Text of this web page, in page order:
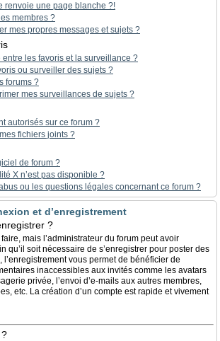
renvoie une page blanche ?!
membres ?
mes propres messages et sujets ?
les favoris et la surveillance ?
ou surveiller des sujets ?
forums ?
mes surveillances de sujets ?
autorisés sur ce forum ?
fichiers joints ?
de forum ?
X n’est pas disponible ?
ou les questions légales concernant ce forum ?
et d’enregistrement
?
mais l’administrateur du forum peut avoir
qu’il soit nécessaire de s’enregistrer pour poster des
vous permet de bénéficier de
inaccessibles aux invités comme les avatars
privée, l’envoi d’e-mails aux autres membres,
etc. La création d’un compte est rapide et vivement